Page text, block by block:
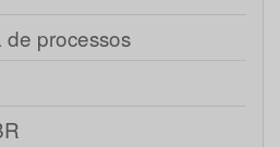
processos